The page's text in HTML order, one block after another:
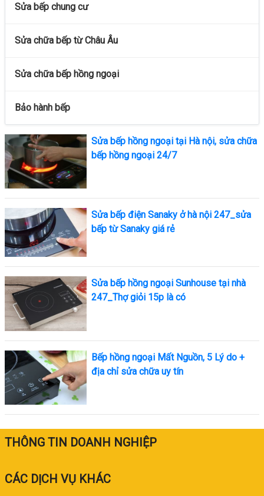
Sửa bếp chung cư
Sửa chữa bếp từ Châu Âu
Sửa chữa bếp hồng ngoại
Bảo hành bếp
Sửa bếp hồng ngoại tại Hà nội, sửa chữa
bếp hồng ngoại 24/7
Sửa bếp điện Sanaky ở hà nội 247_sửa
bếp từ Sanaky giá rẻ
Sửa bếp hồng ngoại Sunhouse tại nhà
247_Thợ giỏi 15p là có
Bếp hồng ngoại Mất Nguồn, 5 Lý do +
địa chỉ sửa chữa uy tín
THÔNG TIN DOANH NGHIỆP
CÁC DỊCH VỤ KHÁC